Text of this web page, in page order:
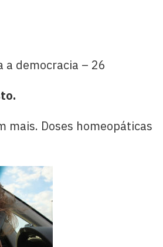
a democracia – 26
mais. Doses homeopáticas